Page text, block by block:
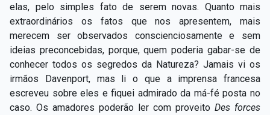
elas, pelo simples fato de serem novas. Quanto mais
extraordinários os fatos que nos apresentem, mais
merecem ser observados conscienciosamente e sem
ideias preconcebidas, porque, quem poderia gabar-se de
conhecer todos os segredos da Natureza? Jamais vi os
irmãos Davenport, mas li o que a imprensa francesa
escreveu sobre eles e fiquei admirado da má-fé posta no
caso. Os amadores poderão ler com proveito Des forces